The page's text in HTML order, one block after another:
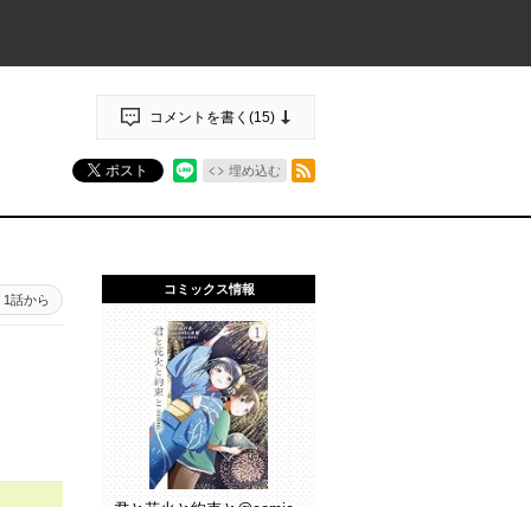
コメントを書く(15)
ポスト 埋め込む
1話から
コミックス情報